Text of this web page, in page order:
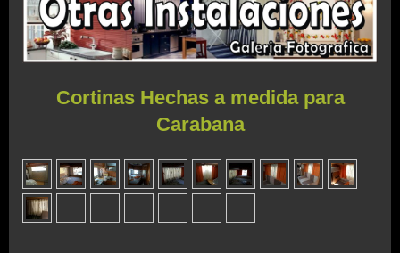
Cortinas Hechas a medida para
Carabana